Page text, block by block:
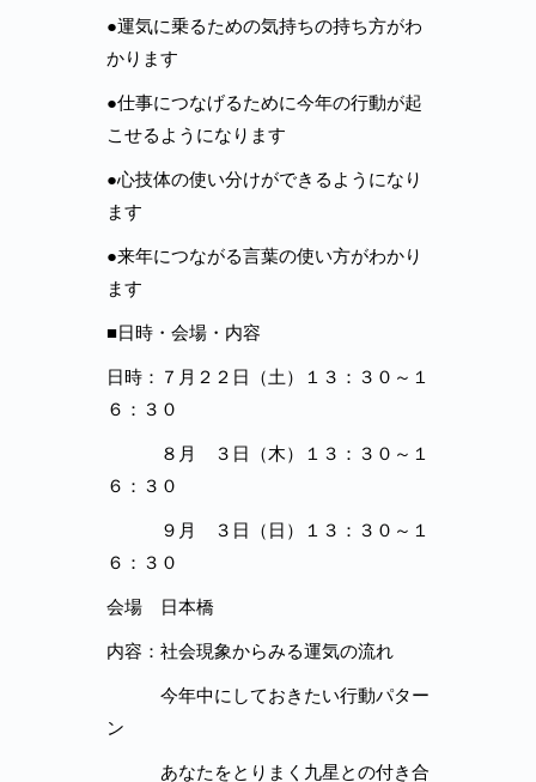
●運気に乗るための気持ちの持ち方がわ
かります
●仕事につなげるために今年の行動が起
こせるようになります
●心技体の使い分けができるようになり
ます
●来年につながる言葉の使い方がわかり
ます
■日時・会場・内容
日時：７月２２日（土）１３：３０～１
６：３０
８月 ３日（木）１３：３０～１
６：３０
９月 ３日（日）１３：３０～１
６：３０
会場 日本橋
内容：社会現象からみる運気の流れ
今年中にしておきたい行動パター
ン
あなたをとりまく九星との付き合